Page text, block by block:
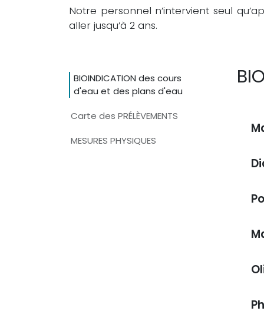
Notre personnel n’intervient seul
aller jusqu’à 2 ans.
BIOINDICATION des cours
d'eau et des plans d'eau
Carte des PRÉLÈVEMENTS
MESURES PHYSIQUES